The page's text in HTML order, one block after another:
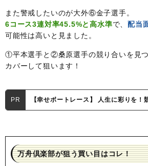
また警戒したいのが大外⑥金子選手。
6コース3連対率45.5%と高水準で、配当
可能性は高いと見ました。
①平本選手と②桑原選手の競り合いを見
カバーして狙います！
PR 【幸せボートレース】 人生に彩りを
万舟倶楽部が狙う買い目はコレ！